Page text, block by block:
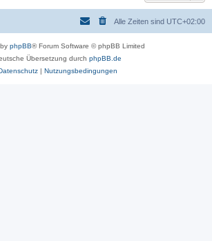
Alle Zeiten sind UTC+02:00
phpBB® Forum Software © phpBB Limited
Übersetzung durch phpBB.de
| Nutzungsbedingungen